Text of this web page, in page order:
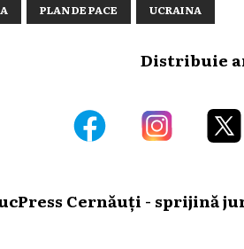
PLAN DE PACE UCRAINA
Distribuie
Cernăuți - sprijină